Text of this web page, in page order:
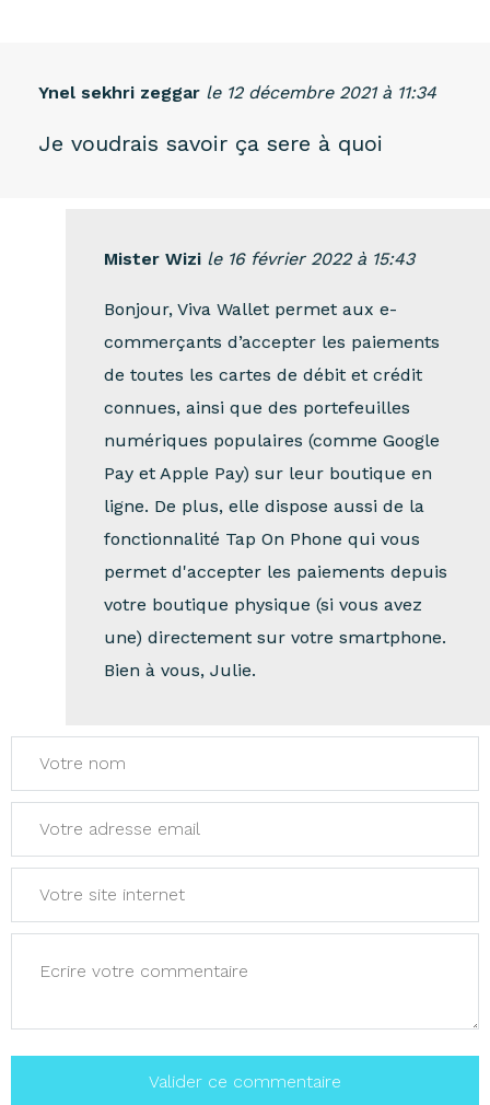
Ynel sekhri zeggar le 12 décembre 2021 à 11:34
Je voudrais savoir ça sere à quoi
Mister Wizi le 16 février 2022 à 15:43
Bonjour, Viva Wallet permet aux e-
commerçants d’accepter les paiements
de toutes les cartes de débit et crédit
connues, ainsi que des portefeuilles
numériques populaires (comme Google
Pay et Apple Pay) sur leur boutique en
ligne. De plus, elle dispose aussi de la
fonctionnalité Tap On Phone qui vous
permet d'accepter les paiements depuis
votre boutique physique (si vous avez
une) directement sur votre smartphone.
Bien à vous, Julie.